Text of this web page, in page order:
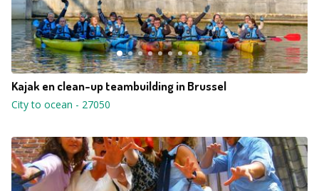
Kajak en clean-up teambuilding in Brussel
City to ocean - 27050